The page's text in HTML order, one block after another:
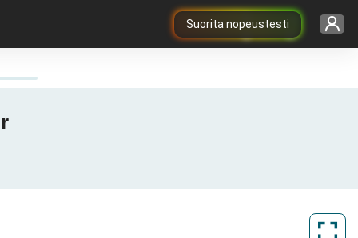
Suorita nopeustesti